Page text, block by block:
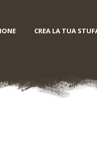
CREA LA TUA